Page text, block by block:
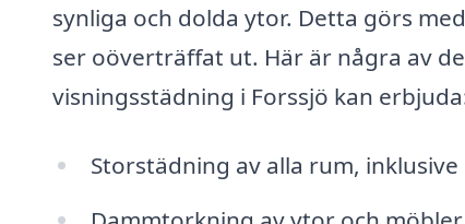
synliga och dolda ytor. Detta görs
ser oöverträffat ut. Här är några av
visningsstädning i Forssjö kan
Storstädning av alla rum,